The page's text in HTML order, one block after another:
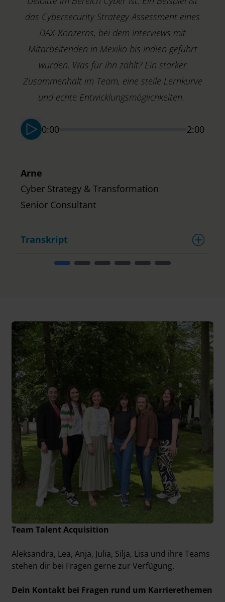
das Cybersecurity Strategy Assessment eines
DAX-Konzerns, bei dem Interviews mit
Mitarbeitenden in Mexiko bis Indien geführt
wurden. Was für ihn zählt? Ein starker
Zusammenhalt im Team, eine steile Lernkurve
und echte Entwicklungsmöglichkeiten.
0:00 2:00
Arne
Cyber Strategy & Transformation
Senior Consultant
Transkript
Team Talent Acquisition
Aleksandra, Lea, Anja, Julia, Silja, Lisa und ihre Teams
stehen dir bei Fragen gerne zur Verfügung.
Dein Kontakt bei Fragen rund um Karrierethemen